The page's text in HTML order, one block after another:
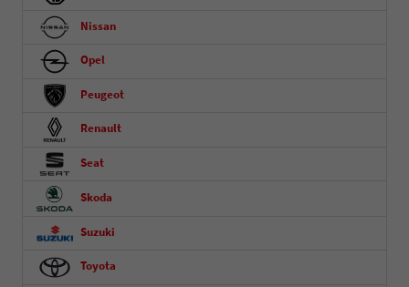
Nissan
Opel
Peugeot
Renault
Seat
Skoda
Suzuki
Toyota